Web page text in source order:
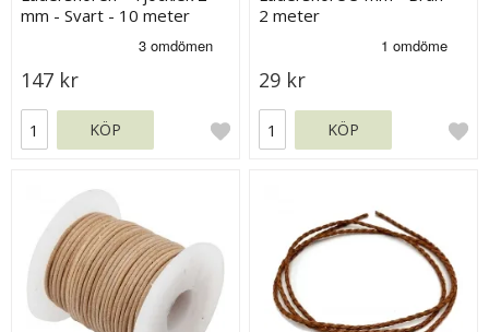
mm - Svart - 10 meter
147 kr
KÖP
2 meter
29 kr
KÖP